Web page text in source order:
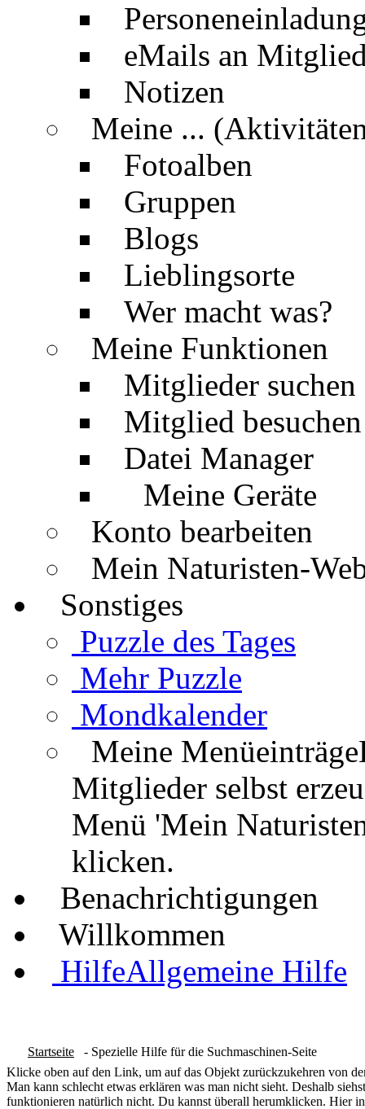
eMails an
Notizen
Meine ...
Fotoalben
Gruppen
Blogs
Lieblingsorte
Wer macht was?
Meine Funktionen
Mitglieder suchen
Mitglied besuchen
Datei Manager
Meine Geräte
Konto bearbeiten
Mein Naturisten-
Sonstiges
Puzzle des Tages
Mehr Puzzle
Mondkalender
Meine Menüeinträge
Mitglieder selbst
Menü 'Mein
klicken.
Benachrichtigungen
Willkommen
HilfeAllgemeine Hilfe
Startseite
- Spezielle Hilfe für die Suchmaschinen-Seite
Klicke oben auf den Link, um auf das Objekt zurückzukehren von
Man kann schlecht etwas erklären was man nicht sieht. Deshalb
funktionieren natürlich nicht. Du kannst überall herumklicken. Hier